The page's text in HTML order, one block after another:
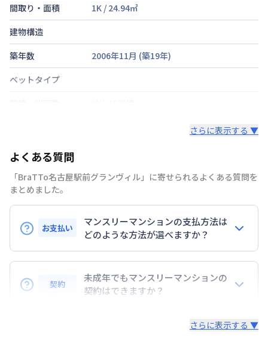
間取り・面積
1K / 24.94㎡
建物構造
築年数
2006年11月 (築19年)
ベットタイプ
部屋の向き
禁煙・喫煙
交通
定員
2名
次回更新日
情報更新日より14日以内
さらに表示する ▼
よくある質問
「BraTTo名古屋駅前グランヴィル」に寄せられるよくある質問を
まとめました。
お支払い
マンスリーマンションの支払方法は
どのような方法が選べますか？
BraTToの運営するマンスリーマンションのお支払い
は、指定口座へのお振込み・当社での現金払い、クレ
ジットカード払い（DCカード、VISAカード、Master
契約
未成年でもマンスリーマンションの
契約はできますか？
さらに表示する ▼